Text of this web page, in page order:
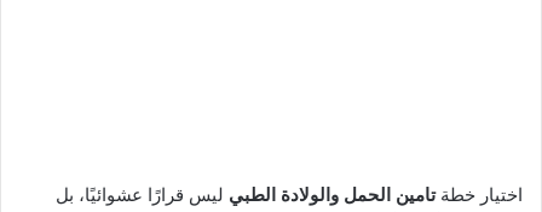
اختيار خطةتامين الحمل والولادة الطبي ليس قرارًا عشوائيًا، بل